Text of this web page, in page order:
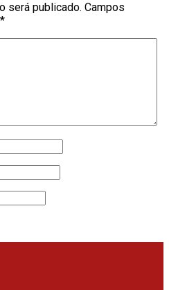
será publicado. Campos
*